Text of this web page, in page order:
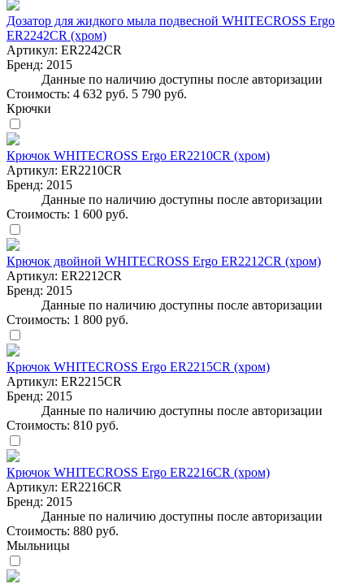
Дозатор для жидкого мыла подвесной WHITECROSS Ergo
ER2242CR (хром)
Артикул: ER2242CR
Бренд: 2015
Данные по наличию доступны после авторизации
Стоимость: 4 632 руб. 5 790 руб.
Крючки
Крючок WHITECROSS Ergo ER2210CR (хром)
Артикул: ER2210CR
Бренд: 2015
Данные по наличию доступны после авторизации
Стоимость: 1 600 руб.
Крючок двойной WHITECROSS Ergo ER2212CR (хром)
Артикул: ER2212CR
Бренд: 2015
Данные по наличию доступны после авторизации
Стоимость: 1 800 руб.
Крючок WHITECROSS Ergo ER2215CR (хром)
Артикул: ER2215CR
Бренд: 2015
Данные по наличию доступны после авторизации
Стоимость: 810 руб.
Крючок WHITECROSS Ergo ER2216CR (хром)
Артикул: ER2216CR
Бренд: 2015
Данные по наличию доступны после авторизации
Стоимость: 880 руб.
Мыльницы